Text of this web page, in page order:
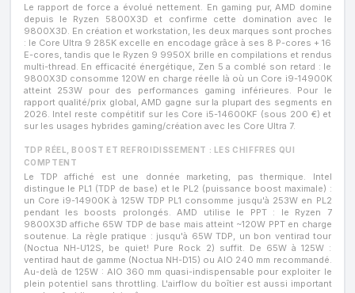
Le rapport de force a évolué nettement. En gaming pur, AMD domine
depuis le Ryzen 5800X3D et confirme cette domination avec le
9800X3D. En création et workstation, les deux marques sont proches
: le Core Ultra 9 285K excelle en encodage grâce à ses 8 P-cores + 16
E-cores, tandis que le Ryzen 9 9950X brille en compilations et rendus
multi-thread. En efficacité énergétique, Zen 5 a comblé son retard : le
9800X3D consomme 120W en charge réelle là où un Core i9-14900K
atteint 253W pour des performances gaming inférieures. Pour le
rapport qualité/prix global, AMD gagne sur la plupart des segments en
2026. Intel reste compétitif sur les Core i5-14600KF (sous 200 €) et
sur les usages hybrides gaming/création avec les Core Ultra 7.
TDP RÉEL, BOOST ET REFROIDISSEMENT : LES CHIFFRES QUI
COMPTENT
Le TDP affiché est une donnée marketing, pas thermique. Intel
distingue le PL1 (TDP de base) et le PL2 (puissance boost maximale) :
un Core i9-14900K à 125W TDP PL1 consomme jusqu'à 253W en PL2
pendant les boosts prolongés. AMD utilise le PPT : le Ryzen 7
9800X3D affiche 65W TDP de base mais atteint ~120W PPT en charge
soutenue. La règle pratique : jusqu'à 65W TDP, un bon ventirad tour
(Noctua NH-U12S, be quiet! Pure Rock 2) suffit. De 65W à 125W :
ventirad haut de gamme (Noctua NH-D15) ou AIO 240 mm recommandé.
Au-delà de 125W : AIO 360 mm quasi-indispensable pour exploiter le
plein potentiel sans throttling. L'airflow du boîtier est aussi important